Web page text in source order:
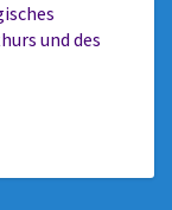
und des